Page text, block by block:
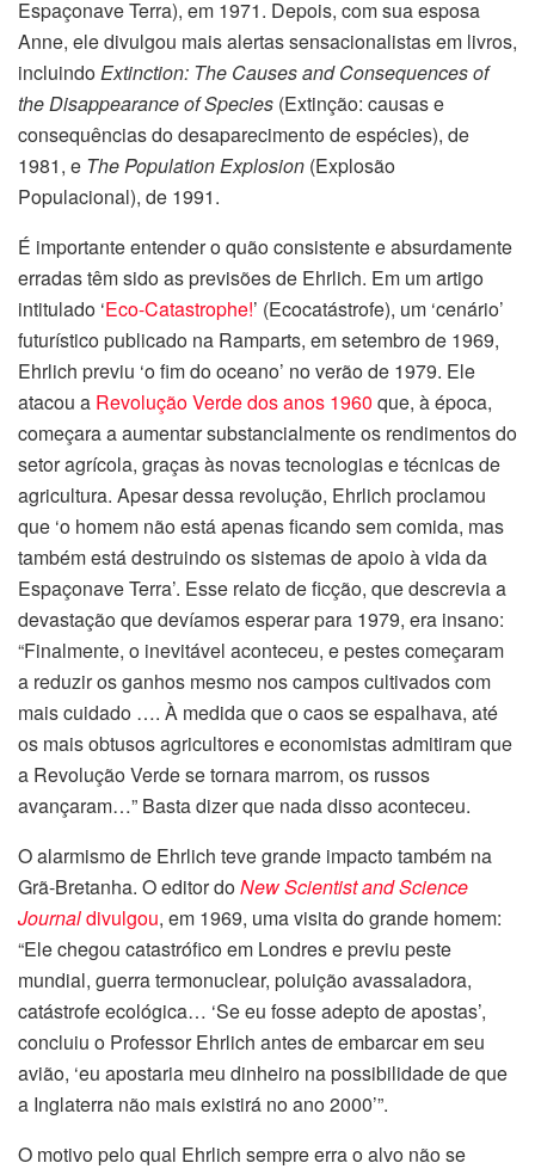
Espaçonave Terra), em 1971. Depois, com sua esposa
Anne, ele divulgou mais alertas sensacionalistas em livros,
incluindoExtinction: The Causes and Consequences of
the Disappearance of Species (Extinção: causas e
consequências do desaparecimento de espécies), de
1981, e The Population Explosion (Explosão
Populacional), de 1991.
É importante entender o quão consistente e absurdamente
erradas têm sido as previsões de Ehrlich. Em um artigo
intitulado ‘Eco-Catastrophe!’ (Ecocatástrofe), um ‘cenário’
futurístico publicado na Ramparts, em setembro de 1969,
Ehrlich previu ‘o fim do oceano’ no verão de 1979. Ele
atacou a Revolução Verde dos anos 1960 que, à época,
começara a aumentar substancialmente os rendimentos do
setor agrícola, graças às novas tecnologias e técnicas de
agricultura. Apesar dessa revolução, Ehrlich proclamou
que ‘o homem não está apenas ficando sem comida, mas
também está destruindo os sistemas de apoio à vida da
Espaçonave Terra’. Esse relato de ficção, que descrevia a
devastação que devíamos esperar para 1979, era insano:
“Finalmente, o inevitável aconteceu, e pestes começaram
a reduzir os ganhos mesmo nos campos cultivados com
mais cuidado …. À medida que o caos se espalhava, até
os mais obtusos agricultores e economistas admitiram que
a Revolução Verde se tornara marrom, os russos
avançaram…” Basta dizer que nada disso aconteceu.
O alarmismo de Ehrlich teve grande impacto também na
Grã-Bretanha. O editor doNew Scientist and Science
Journaldivulgou, em 1969, uma visita do grande homem:
“Ele chegou catastrófico em Londres e previu peste
mundial, guerra termonuclear, poluição avassaladora,
catástrofe ecológica… ‘Se eu fosse adepto de apostas’,
concluiu o Professor Ehrlich antes de embarcar em seu
avião, ‘eu apostaria meu dinheiro na possibilidade de que
a Inglaterra não mais existirá no ano 2000’”.
O motivo pelo qual Ehrlich sempre erra o alvo não se